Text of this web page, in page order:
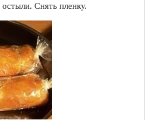
Снять пленку.